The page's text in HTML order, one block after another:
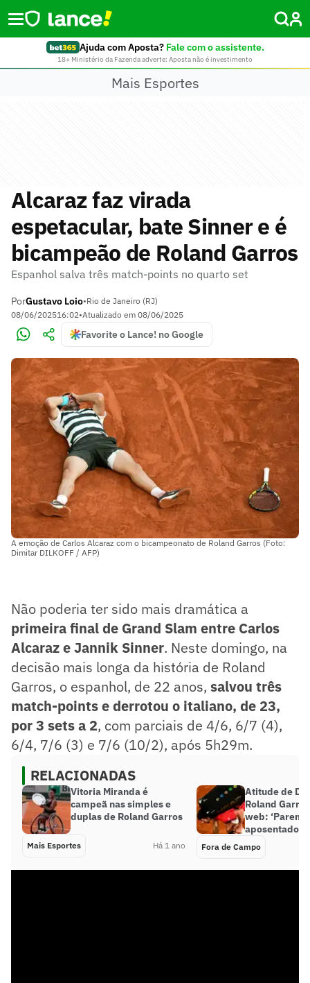
Ajuda com Aposta? Fale com o assistente.
18+ Ministério da Fazenda adverte: Aposta não é investimento
Mais Esportes
Alcaraz faz virada
espetacular, bate Sinner e é
bicampeão de Roland Garros
Espanhol salva três match-points no quarto set
PorGustavo Loio•Rio de Janeiro (RJ)
08/06/202516:02•Atualizado em 08/06/2025
Favorite o Lance! no Google
A emoção de Carlos Alcaraz com o bicampeonato de Roland Garros (Foto:
Dimitar DILKOFF / AFP)
Não poderia ter sido mais dramática a
primeira final de Grand Slam entre Carlos
Alcaraz e Jannik Sinner. Neste domingo, na
decisão mais longa da história de Roland
Garros, o espanhol, de 22 anos, salvou três
match-points e derrotou o italiano, de 23,
por 3 sets a 2, com parciais de 4/6, 6/7 (4),
6/4, 7/6 (3) e 7/6 (10/2), após 5h29m.
RELACIONADAS
Vitoria Miranda é
campeã nas simples e
duplas de Roland Garros
Mais Esportes Há 1 ano
Atitude de
Roland
web: ‘Parem
Fora de Campo